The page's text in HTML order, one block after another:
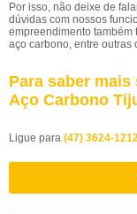
Por isso, não deixe de
dúvidas com nossos
empreendimento também
aço carbono, entre outras
Para saber
Aço Carbono
Ligue para (47) 3624-